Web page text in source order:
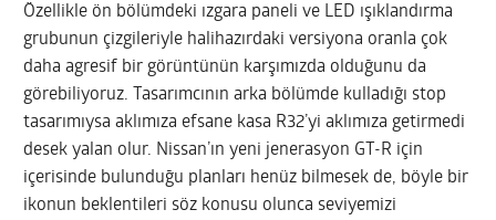
Özellikle ön bölümdeki ızgara paneli ve LED ışıklandırma
grubunun çizgileriyle halihazırdaki versiyona oranla çok
daha agresif bir görüntünün karşımızda olduğunu da
görebiliyoruz. Tasarımcının arka bölümde kulladığı stop
tasarımıysa aklımıza efsane kasa R32’yi aklımıza getirmedi
desek yalan olur. Nissan’ın yeni jenerasyon GT-R için
içerisinde bulunduğu planları henüz bilmesek de, böyle bir
ikonun beklentileri söz konusu olunca seviyemizi